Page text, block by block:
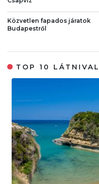
Közvetlen fapados járatok
Budapestről
TOP 10